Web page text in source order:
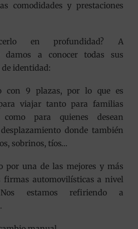
comodidades y prestaciones
en profundidad? A
damos a conocer todas sus
identidad:
con 9 plazas, por lo que es
viajar tanto para familias
como para quienes desean
donde también
sobrinos, tíos…
por una de las mejores y más
firmas automovilísticas a nivel
estamos refiriendo a